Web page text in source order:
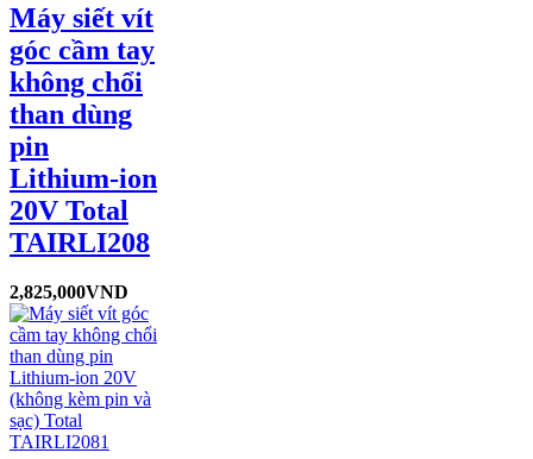
Máy siết vít
góc cầm tay
không chổi
than dùng
pin
Lithium-ion
20V Total
TAIRLI208
2,825,000VND